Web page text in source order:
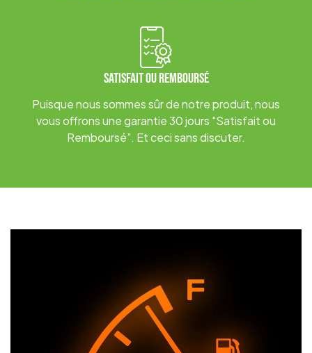
Satisfait ou Remboursé
Puisque nous sommes sûr de notre produit, nous
vous offrons une garantie 30 jours "Satisfait ou
Remboursé". Et ceci sans discuter.